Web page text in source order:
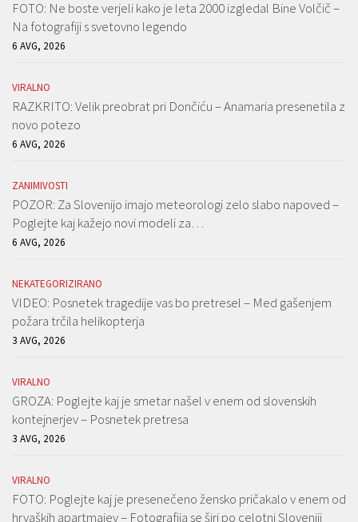
FOTO: Ne boste verjeli kako je leta 2000 izgledal Bine Volčič –
Na fotografiji s svetovno legendo
6 AVG, 2026
VIRALNO
RAZKRITO: Velik preobrat pri Dončiću – Anamaria presenetila z
novo potezo
6 AVG, 2026
ZANIMIVOSTI
POZOR: Za Slovenijo imajo meteorologi zelo slabo napoved –
Poglejte kaj kažejo novi modeli za…
6 AVG, 2026
NEKATEGORIZIRANO
VIDEO: Posnetek tragedije vas bo pretresel – Med gašenjem
požara trčila helikopterja
3 AVG, 2026
VIRALNO
GROZA: Poglejte kaj je smetar našel v enem od slovenskih
kontejnerjev – Posnetek pretresa
3 AVG, 2026
VIRALNO
FOTO: Poglejte kaj je presenečeno žensko pričakalo v enem od
hrvaških apartmajev – Fotografija se širi po celotni Sloveniji